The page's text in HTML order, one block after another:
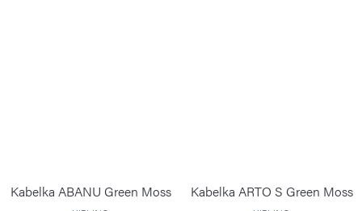
Kabelka ABANU Green Moss Kabelka ARTO S Green Moss